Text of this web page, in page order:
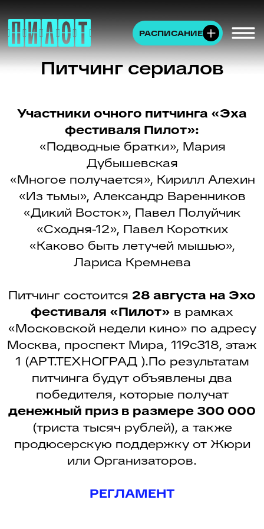
РАСПИСАНИЕ
Питчинг сериалов
Участники очного питчинга «Эха
фестиваля Пилот»:
«Подводные братки», Мария
Дубышевская
«Многое получается», Кирилл Алехин
«Из тьмы», Александр Варенников
«Дикий Восток», Павел Полуйчик
«Сходня-12», Павел Коротких
«Каково быть летучей мышью»,
Лариса Кремнева
Питчинг состоится 28 августа на Эхо
фестиваля «Пилот» в рамках
«Московской недели кино» по адресу
Москва, проспект Мира, 119с318, этаж
1 (АРТ.ТЕХНОГРАД ).По результатам
питчинга будут объявлены два
победителя, которые получат
денежный приз в размере 300 000
(триста тысяч рублей), а также
продюсерскую поддержку от Жюри
или Организаторов.
РЕГЛАМЕНТ
INFO@FESTIVALPILOT.RU
Пресс-служба
press@dkultury.ru
+7 (926) 078-31-51